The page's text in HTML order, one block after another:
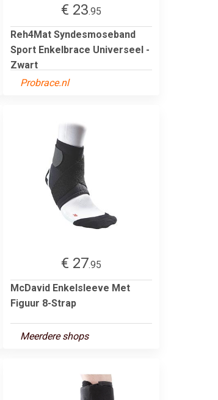
€ 23.95
Reh4Mat Syndesmoseband
Sport Enkelbrace Universeel -
Zwart
Probrace.nl
€ 27.95
McDavid Enkelsleeve Met
Figuur 8-Strap
Meerdere shops